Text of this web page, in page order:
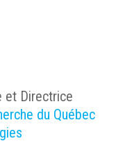
et Directrice
du Québec